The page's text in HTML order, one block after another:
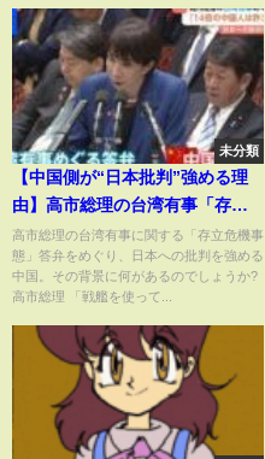
未分類
【中国側が“日本批判”強める理
由】高市総理の台湾有事「存立
危機事態」答弁めぐり“夜にわざ
わざ日本の大使を呼び出し抗
議”｜TBS NEWS DIG
高市総理の台湾有事に関する「存立危機事
態」答弁をめぐり、日本への批判を強める
中国。その背景に何があるのでしょうか?
高市総理 「戦艦を使って...